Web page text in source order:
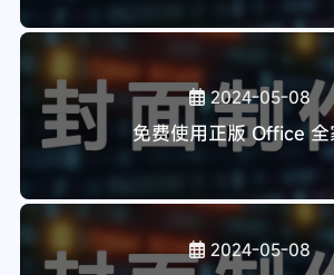
2024-05-08
免费使用正版 Office 全
2024-05-08